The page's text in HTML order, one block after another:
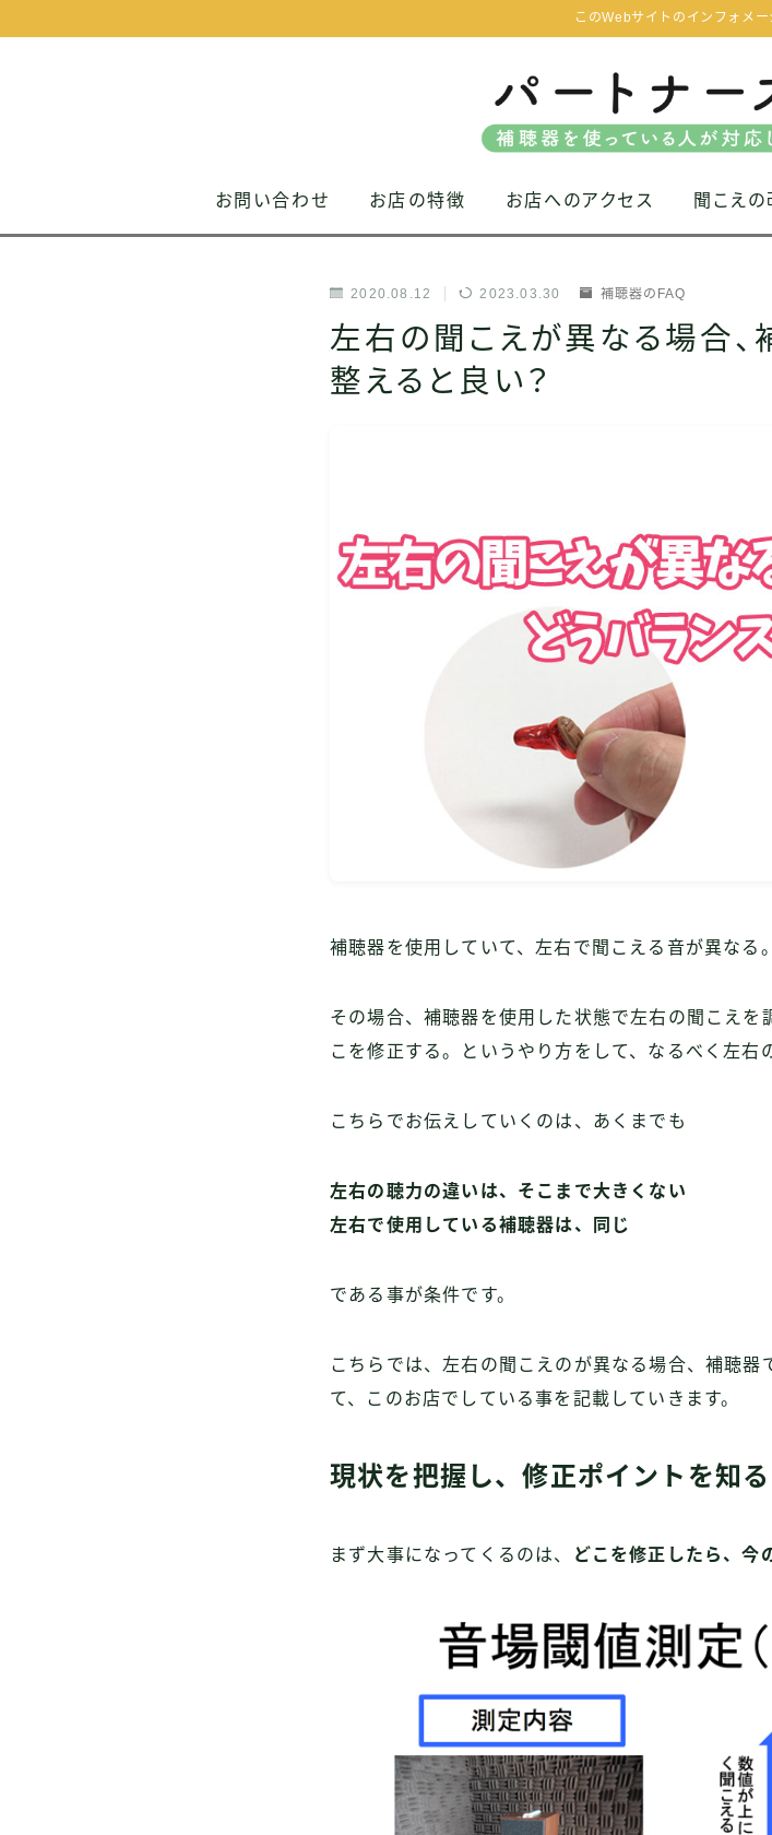
このWebサイトのインフォメ
お問い合わせ お店の特徴 お店へのアクセス 聞こえ
2020.08.12 2023.03.30 補聴器のFAQ
左右の聞こえが異なる場合、
整えると良い？
補聴器を使用していて、左右で聞こえる音が異なる
その場合、 補聴器を使用した状態で左右の聞こえを
こを修正する。というやり方をして、なるべく左右
こちらでお伝えしていくのは、あくまでも
左右の聴力の違いは、そこまで大きくない
左右で使用している補聴器は、同じ
である事が条件です。
こちらでは、左右の聞こえのが異なる場合、補聴
て、このお店でしている事を記載していきます。
現状を把握し、修正ポイントを知る
まず大事になってくるのは、 どこを修正したら、今